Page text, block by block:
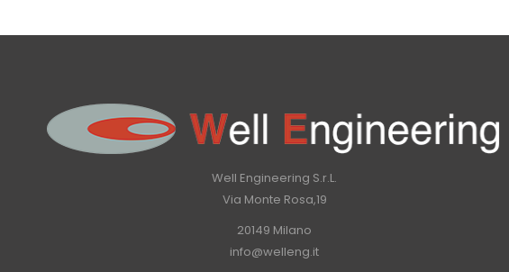
Well Engineering S.r.L.
Via Monte Rosa,19
20149 Milano
info@welleng.it